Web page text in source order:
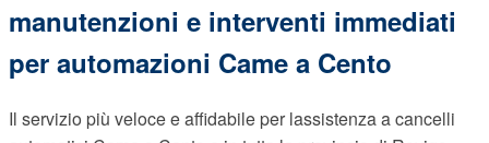
manutenzioni e interventi immediati
per automazioni Came a Cento
Il servizio più veloce e affidabile per lassistenza a cancelli